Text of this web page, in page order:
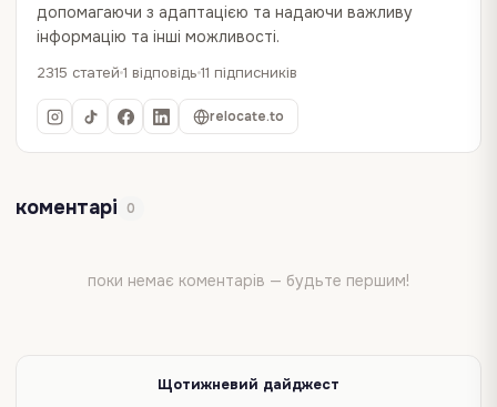
допомагаючи з адаптацією та надаючи важливу
інформацію та інші можливості.
2315 статей 1 відповідь 11 підписників
relocate.to
коментарі 0
поки немає коментарів — будьте першим!
Щотижневий дайджест